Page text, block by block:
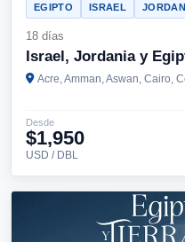
EGIPTO ISRAEL
18 días
Israel, Jordania y
Acre, Amman, Aswan, Cairo,
Desde
$1,950
USD / DBL